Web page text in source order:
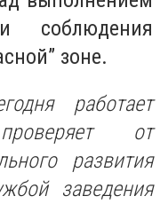
соблюдения
зоне.
работает
от
развития
заведения